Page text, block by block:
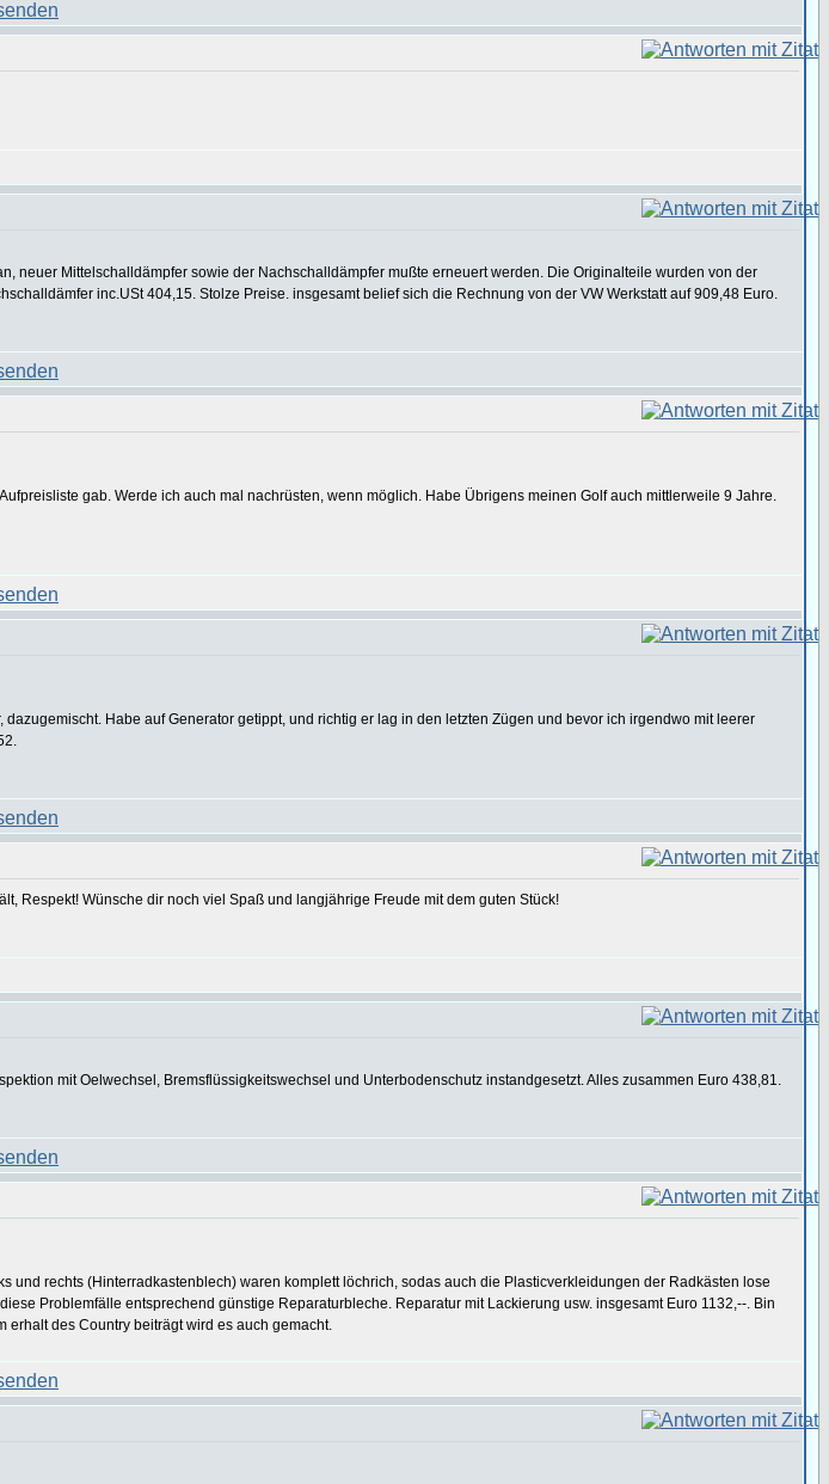
neuer Mittelschalldämpfer sowie der Nachschalldämpfer mußte erneuert werden. Die Originalteile wurden von der
inc.USt 404,15. Stolze Preise. insgesamt belief sich die Rechnung von der VW Werkstatt auf 909,48 Euro.
gab. Werde ich auch mal nachrüsten, wenn möglich. Habe Übrigens meinen Golf auch mittlerweile 9 Jahre.
Habe auf Generator getippt, und richtig er lag in den letzten Zügen und bevor ich irgendwo mit leerer
Respekt! Wünsche dir noch viel Spaß und langjährige Freude mit dem guten Stück!
mit Oelwechsel, Bremsflüssigkeitswechsel und Unterbodenschutz instandgesetzt. Alles zusammen Euro 438,81.
rechts (Hinterradkastenblech) waren komplett löchrich, sodas auch die Plasticverkleidungen der Radkästen lose
Problemfälle entsprechend günstige Reparaturbleche. Reparatur mit Lackierung usw. insgesamt Euro 1132,--. Bin
erhalt des Country beiträgt wird es auch gemacht.